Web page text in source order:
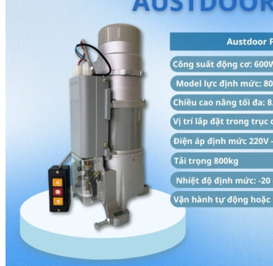
Sản phẩm
Cửa cuốn
Cửa kính
Cửa nhôm
Vách kính